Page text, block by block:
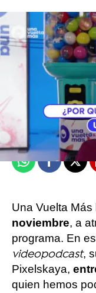
atresplayer
Publicado:14 de
WhatsappFacebook
X
Una Vuelta Más
noviembre, a
programa. En
videopodcast,
Pixelskaya,
quien hemos